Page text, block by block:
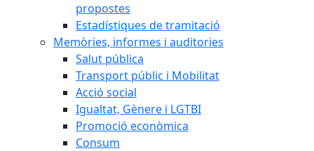
propostes
Estadístiques de tramitació
Memòries, informes i auditories
Salut pública
Transport públic i Mobilitat
Acció social
Igualtat, Gènere i LGTBI
Promoció econòmica
Consum